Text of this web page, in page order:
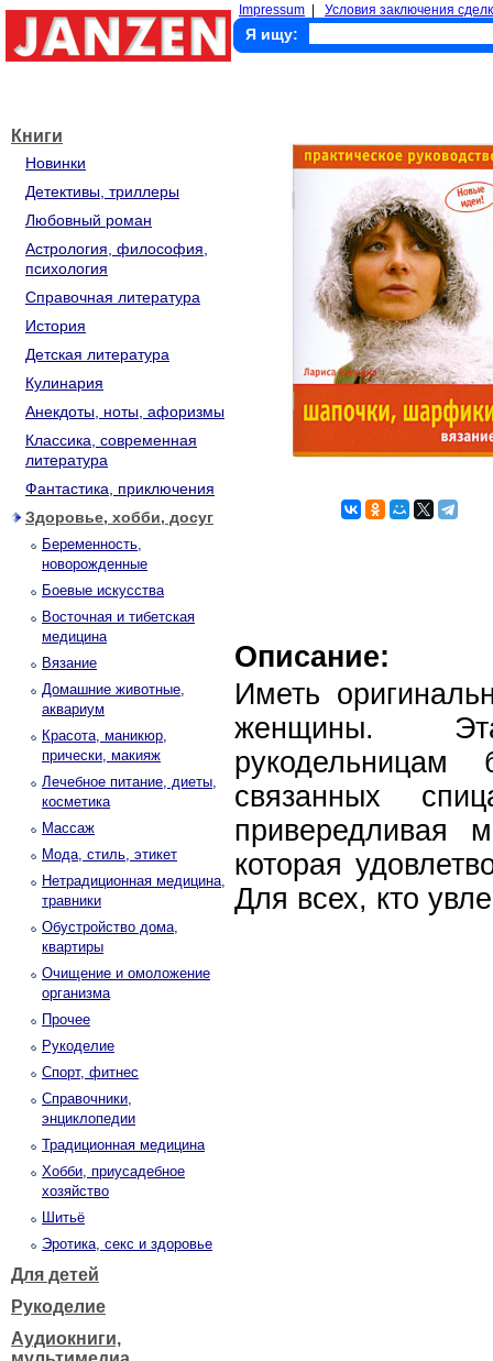
Impressum Условия заключения
Я ищу:
Книги
Новинки
Детективы, триллеры
Любовный роман
Астрология, философия,
психология
Справочная литература
История
Детская литература
Кулинария
Анекдоты, ноты, афоризмы
Классика, современная
литература
Фантастика, приключения
Здоровье, хобби, досуг
Беременность,
новорожденные
Боевые искусства
Восточная и тибетская
медицина
Вязание
Домашние животные,
аквариум
Красота, маникюр,
прически, макияж
Лечебное питание, диеты,
косметика
Массаж
Мода, стиль, этикет
Нетрадиционная медицина,
травники
Обустройство дома,
квартиры
Очищение и омоложение
организма
Прочее
Рукоделие
Спорт, фитнес
Справочники,
энциклопедии
Традиционная медицина
Хобби, приусадебное
хозяйство
Шитьё
Эротика, секс и здоровье
Для детей
Рукоделие
Аудиокниги,
Описание:
Иметь
женщины.
связанных
привередливая
которая
Для всех, кто